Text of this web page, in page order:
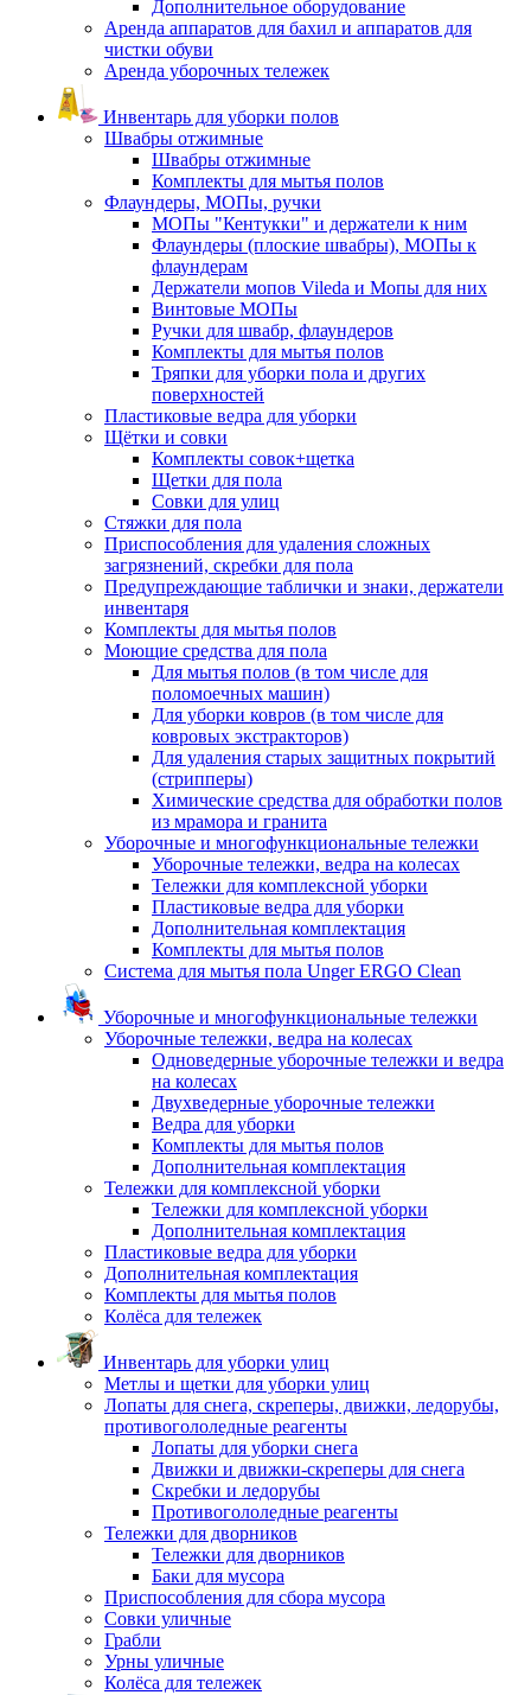
Дополнительное оборудование
Аренда аппаратов для бахил и аппаратов для
чистки обуви
Аренда уборочных тележек
Инвентарь для уборки полов
Швабры отжимные
Швабры отжимные
Комплекты для мытья полов
Флаундеры, МОПы, ручки
МОПы "Кентукки" и держатели к ним
Флаундеры (плоские швабры), МОПы к
флаундерам
Держатели мопов Vileda и Мопы для них
Винтовые МОПы
Ручки для швабр, флаундеров
Комплекты для мытья полов
Тряпки для уборки пола и других
поверхностей
Пластиковые ведра для уборки
Щётки и совки
Комплекты совок+щетка
Щетки для пола
Совки для улиц
Стяжки для пола
Приспособления для удаления сложных
загрязнений, скребки для пола
Предупреждающие таблички и знаки, держатели
инвентаря
Комплекты для мытья полов
Моющие средства для пола
Для мытья полов (в том числе для
поломоечных машин)
Для уборки ковров (в том числе для
ковровых экстракторов)
Для удаления старых защитных покрытий
(стрипперы)
Химические средства для обработки полов
из мрамора и гранита
Уборочные и многофункциональные тележки
Уборочные тележки, ведра на колесах
Тележки для комплексной уборки
Пластиковые ведра для уборки
Дополнительная комплектация
Комплекты для мытья полов
Система для мытья пола Unger ERGO Clean
Уборочные и многофункциональные тележки
Уборочные тележки, ведра на колесах
Одноведерные уборочные тележки и ведра
на колесах
Двухведерные уборочные тележки
Ведра для уборки
Комплекты для мытья полов
Дополнительная комплектация
Тележки для комплексной уборки
Тележки для комплексной уборки
Дополнительная комплектация
Пластиковые ведра для уборки
Дополнительная комплектация
Комплекты для мытья полов
Колёса для тележек
Инвентарь для уборки улиц
Метлы и щетки для уборки улиц
Лопаты для снега, скреперы, движки, ледорубы,
противогололедные реагенты
Лопаты для уборки снега
Движки и движки-скреперы для снега
Скребки и ледорубы
Противогололедные реагенты
Тележки для дворников
Тележки для дворников
Баки для мусора
Приспособления для сбора мусора
Совки уличные
Грабли
Урны уличные
Колёса для тележек